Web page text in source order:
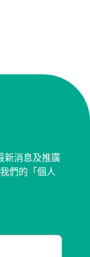
新消息及推廣
們的「個人